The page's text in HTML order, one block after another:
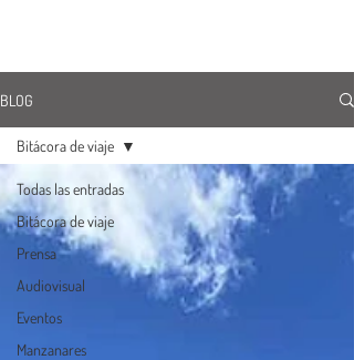
BLOG
Todas las entradas
Bitácora de viaje
Prensa
Audiovisual
Eventos
Manzanares
Bitácora de viaje